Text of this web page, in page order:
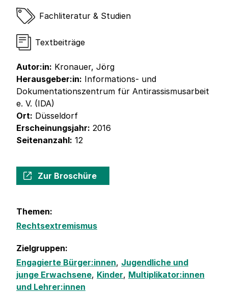
Fachliteratur & Studien
Textbeiträge
Autor:in: Kronauer, Jörg
Herausgeber:in: Informations- und
Dokumentationszentrum für Antirassismusarbeit
e. V. (IDA)
Ort: Düsseldorf
Erscheinungsjahr: 2016
Seitenanzahl: 12
Zur Broschüre
Themen:
Rechtsextremismus
Zielgruppen:
Engagierte Bürger:innen, Jugendliche und
junge Erwachsene, Kinder, Multiplikator:innen
und Lehrer:innen